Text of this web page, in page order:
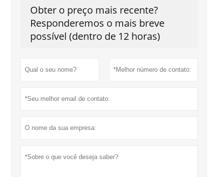
Obter o preço mais recente?
Responderemos o mais breve
possível (dentro de 12 horas)